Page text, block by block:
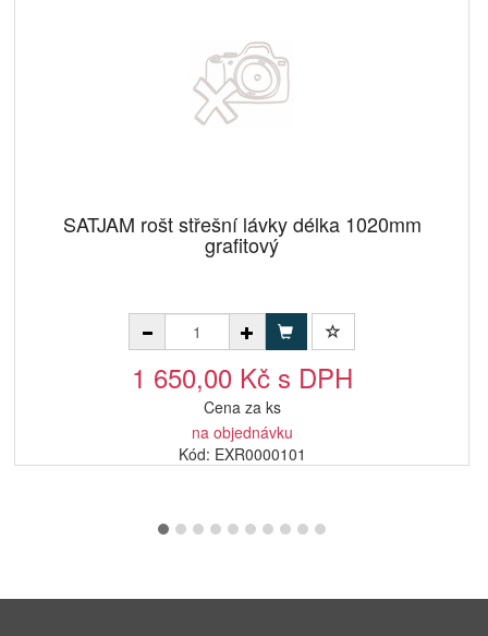
SATJAM rošt střešní lávky délka 1020mm
grafitový
1 650,00 Kč s DPH
Cena za ks
na objednávku
Kód: EXR0000101